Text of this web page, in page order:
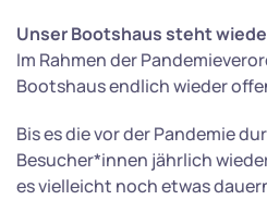
Unser Bootshaus steht
Im Rahmen der
Bootshaus endlich wieder
Bis es die vor der Pandemie
Besucher*innen jährlich
es vielleicht noch etwas